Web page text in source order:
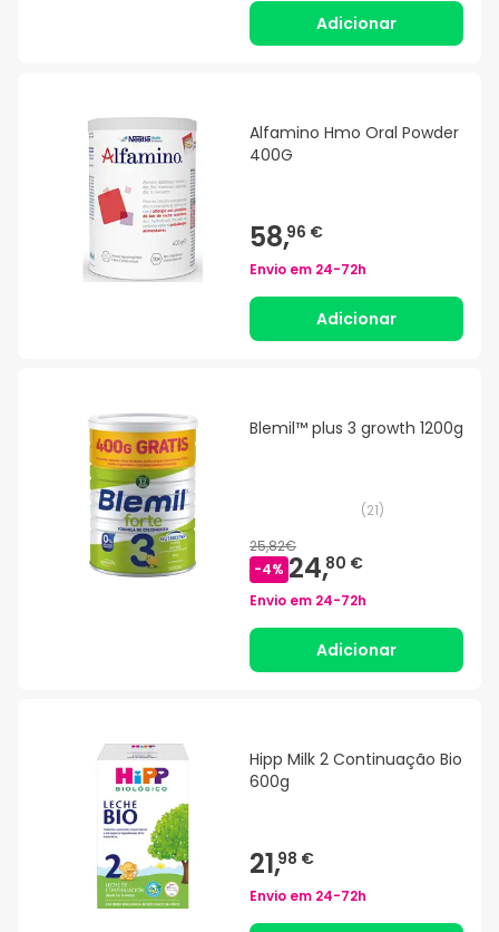
Adicionar
Alfamino Hmo Oral Powder
400G
58,96 €
Envio em 24-72h
Adicionar
Blemil™ plus 3 growth 1200g
(21)
25,82€
-4% 24,80 €
Envio em 24-72h
Adicionar
Hipp Milk 2 Continuação Bio
600g
21,98 €
Envio em 24-72h